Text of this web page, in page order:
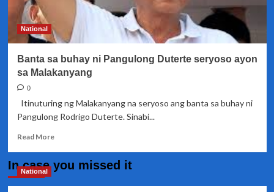
Malakanyang
National
Banta sa buhay ni Pangulong Duterte seryoso ayon
sa Malakanyang
0
Itinuturing ng Malakanyang na seryoso ang banta sa buhay ni
Pangulong Rodrigo Duterte. Sinabi...
Read MoreRead
Banta
In case you missed it
National